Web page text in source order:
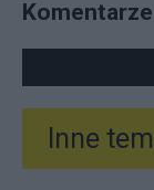
Komentarze
Inne